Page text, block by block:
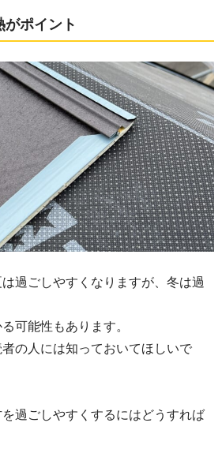
ポイント
過ごしやすくなりますが、冬は過
可能性もあります。
の人には知っておいてほしいで
過ごしやすくするにはどうすれば